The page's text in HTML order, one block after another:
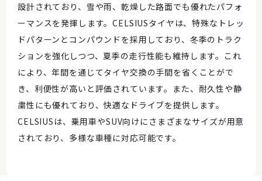
設計されており、雪や雨、乾燥した路面でも優れたパフォ
ーマンスを発揮します。CELSIUSタイヤは、特殊なトレッ
ドパターンとコンパウンドを採用しており、冬季のトラク
ションを強化しつつ、夏季の走行性能も維持します。これ
により、年間を通じてタイヤ交換の手間を省くことがで
き、利便性が高いと評価されています。また、耐久性や静
粛性にも優れており、快適なドライブを提供します。
CELSIUSは、乗用車やSUV向けにさまざまなサイズが用意
されており、多様な車種に対応可能です。